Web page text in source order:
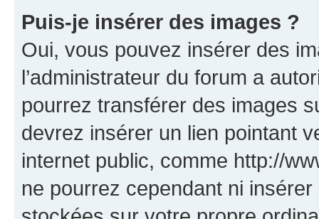
Puis-je insérer des images ?
Oui, vous pouvez insérer des
l’administrateur du forum a
pourrez transférer des images
devrez insérer un lien pointant
internet public, comme http://
ne pourrez cependant ni